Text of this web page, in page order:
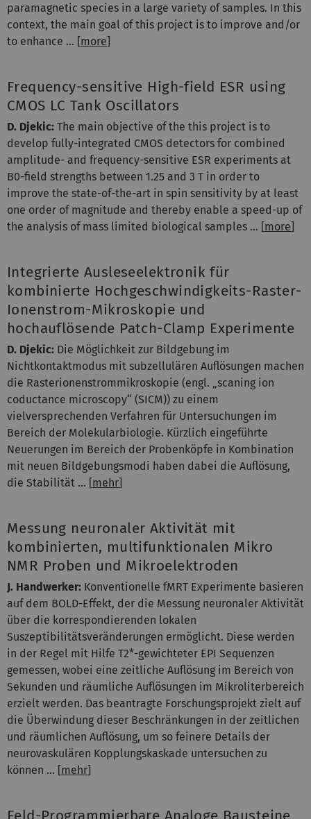
paramagnetic species in a large variety of samples. In this
context, the main goal of this project is to improve and/or
to enhance ... [more]
Frequency-sensitive High-field ESR using
CMOS LC Tank Oscillators
D. Djekic: The main objective of the this project is to
develop fully-integrated CMOS detectors for combined
amplitude- and frequency-sensitive ESR experiments at
B0-field strengths between 1.25 and 3 T in order to
improve the state-of-the-art in spin sensitivity by at least
one order of magnitude and thereby enable a speed-up of
the analysis of mass limited biological samples ... [more]
Integrierte Ausleseelektronik für
kombinierte Hochgeschwindigkeits-Raster-
Ionenstrom-Mikroskopie und
hochauflösende Patch-Clamp Experimente
D. Djekic: Die Möglichkeit zur Bildgebung im
Nichtkontaktmodus mit subzellulären Auflösungen machen
die Rasterionenstrommikroskopie (engl. „scaning ion
coductance microscopy“ (SICM)) zu einem
vielversprechenden Verfahren für Untersuchungen im
Bereich der Molekularbiologie. Kürzlich eingeführte
Neuerungen im Bereich der Probenköpfe in Kombination
mit neuen Bildgebungsmodi haben dabei die Auflösung,
die Stabilität ... [mehr]
Messung neuronaler Aktivität mit
kombinierten, multifunktionalen Mikro
NMR Proben und Mikroelektroden
J. Handwerker: Konventionelle fMRT Experimente basieren
auf dem BOLD-Effekt, der die Messung neuronaler Aktivität
über die korrespondierenden lokalen
Suszeptibilitätsveränderungen ermöglicht. Diese werden
in der Regel mit Hilfe T2*-gewichteter EPI Sequenzen
gemessen, wobei eine zeitliche Auflösung im Bereich von
Sekunden und räumliche Auflösungen im Mikroliterbereich
erzielt werden. Das beantragte Forschungsprojekt zielt auf
die Überwindung dieser Beschränkungen in der zeitlichen
und räumlichen Auflösung, um so feinere Details der
neurovaskulären Kopplungskaskade untersuchen zu
können ... [mehr]